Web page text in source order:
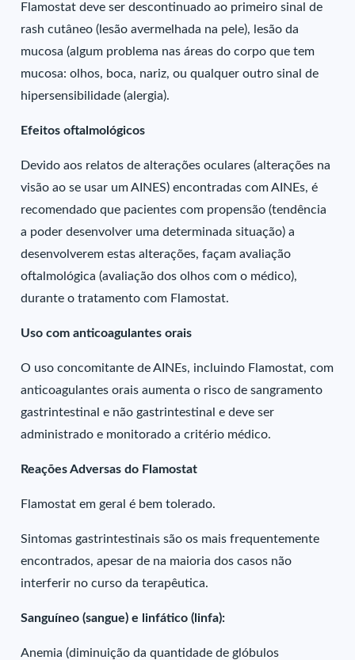
Flamostat deve ser descontinuado ao primeiro sinal de
rash cutâneo (lesão avermelhada na pele), lesão da
mucosa (algum problema nas áreas do corpo que tem
mucosa: olhos, boca, nariz, ou qualquer outro sinal de
hipersensibilidade (alergia).
Efeitos oftalmológicos
Devido aos relatos de alterações oculares (alterações na
visão ao se usar um AINES) encontradas com AINEs, é
recomendado que pacientes com propensão (tendência
a poder desenvolver uma determinada situação) a
desenvolverem estas alterações, façam avaliação
oftalmológica (avaliação dos olhos com o médico),
durante o tratamento com Flamostat.
Uso com anticoagulantes orais
O uso concomitante de AINEs, incluindo Flamostat, com
anticoagulantes orais aumenta o risco de sangramento
gastrintestinal e não gastrintestinal e deve ser
administrado e monitorado a critério médico.
Reações Adversas do Flamostat
Flamostat em geral é bem tolerado.
Sintomas gastrintestinais são os mais frequentemente
encontrados, apesar de na maioria dos casos não
interferir no curso da terapêutica.
Sanguíneo (sangue) e linfático (linfa):
Anemia (diminuição da quantidade de glóbulos